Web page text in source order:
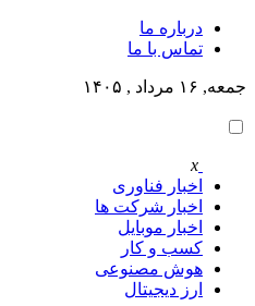
درباره ما
تماس با ما
جمعه, ۱۶ مرداد , ۱۴۰۵
x
اخبار فناوری
اخبار شرکت ها
اخبار موبایل
کسب و کار
هوش مصنوعی
ارز دیجیتال